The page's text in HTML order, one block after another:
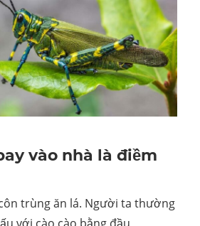
vào nhà là điềm
trùng ăn lá. Người ta thường